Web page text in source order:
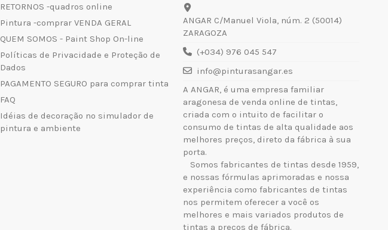
RETORNOS -quadros online
Pintura -comprar VENDA GERAL
QUEM SOMOS - Paint Shop On-line
Políticas de Privacidade e Proteção de
Dados
PAGAMENTO SEGURO para comprar tinta
FAQ
Idéias de decoração no simulador de
pintura e ambiente
ANGAR C/Manuel Viola, núm. 2 (50014)
ZARAGOZA
(+034) 976 045 547
info@pinturasangar.es
A ANGAR, é uma empresa familiar
aragonesa de venda online de tintas,
criada com o intuito de facilitar o
consumo de tintas de alta qualidade aos
melhores preços, direto da fábrica à sua
porta.
Somos fabricantes de tintas desde 1959,
e nossas fórmulas aprimoradas e nossa
experiência como fabricantes de tintas
nos permitem oferecer a você os
melhores e mais variados produtos de
tintas a preços de fábrica.